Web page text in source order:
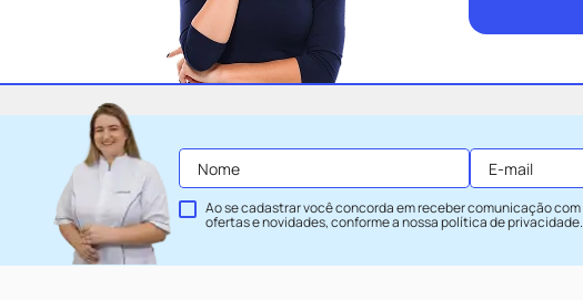
Ao se cadastrar você concorda em receber comunicação com
ofertas e novidades, conforme a nossapolítica de privacidade.